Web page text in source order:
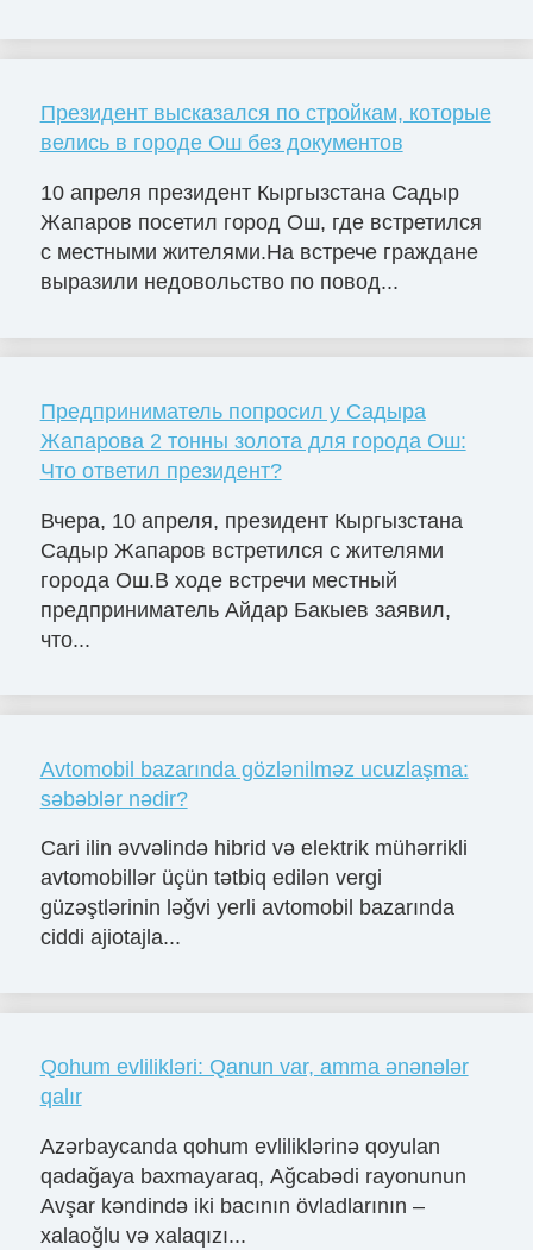
Президент высказался по стройкам, которые
велись в городе Ош без документов
10 апреля президент Кыргызстана Садыр
Жапаров посетил город Ош, где встретился
с местными жителями.На встрече граждане
выразили недовольство по повод...
Предприниматель попросил у Садыра
Жапарова 2 тонны золота для города Ош:
Что ответил президент?
Вчера, 10 апреля, президент Кыргызстана
Садыр Жапаров встретился с жителями
города Ош.В ходе встречи местный
предприниматель Айдар Бакыев заявил,
что...
Avtomobil bazarında gözlənilməz ucuzlaşma:
səbəblər nədir?
Cari ilin əvvəlində hibrid və elektrik mühərrikli
avtomobillər üçün tətbiq edilən vergi
güzəştlərinin ləğvi yerli avtomobil bazarında
ciddi ajiotajla...
Qohum evlilikləri: Qanun var, amma ənənələr
qalır
Azərbaycanda qohum evliliklərinə qoyulan
qadağaya baxmayaraq, Ağcabədi rayonunun
Avşar kəndində iki bacının övladlarının –
xalaoğlu və xalaqızı...